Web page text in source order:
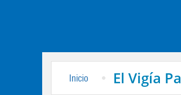
Inicio El Vigía